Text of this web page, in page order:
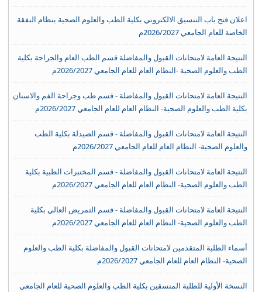
اعلان فتح باب التنسيق الالكتروني بكلية الطب والعلوم الصحية بنظام النفقة
الخاصة للعام الجامعي 2026/2027م
النتيجة العامة لامتحانات القبول والمفاضلة قسم الطب العام والجراحة بكلية
الطب والعلوم الصحية -النظام العام للعام الجامعي 2026/2027م
النتيجة العامة لامتحانات القبول والمفاضلة - قسم طب وجراحة الفم والاسنان
بكلية الطب والعلوم الصحية- النظام العام للعام الجامعي 2026/2027م
النتيجة العامة لامتحانات القبول والمفاضلة - قسم الصيدلة بكلية الطب
والعلوم الصحية- النظام العام للعام الجامعي 2026/2027م
النتيجة العامة لامتحانات القبول والمفاضلة - قسم المختبرات الطبية بكلية
الطب والعلوم الصحية- النظام العام للعام الجامعي 2026/2027م
النتيجة العامة لامتحانات القبول والمفاضلة - قسم التمريض العالي بكلية
الطب والعلوم الصحية- النظام العام للعام الجامعي 2026/2027م
أسماء الطلبة المتقدمين لامتحانات القبول والمفاضلة بكلية الطب والعلوم
الصحية- النظام العام للعام الجامعي 2026/2027م
النسخة الأولية للطلبة المنسقين بكلية الطب والعلوم الصحية للعام الجامعي